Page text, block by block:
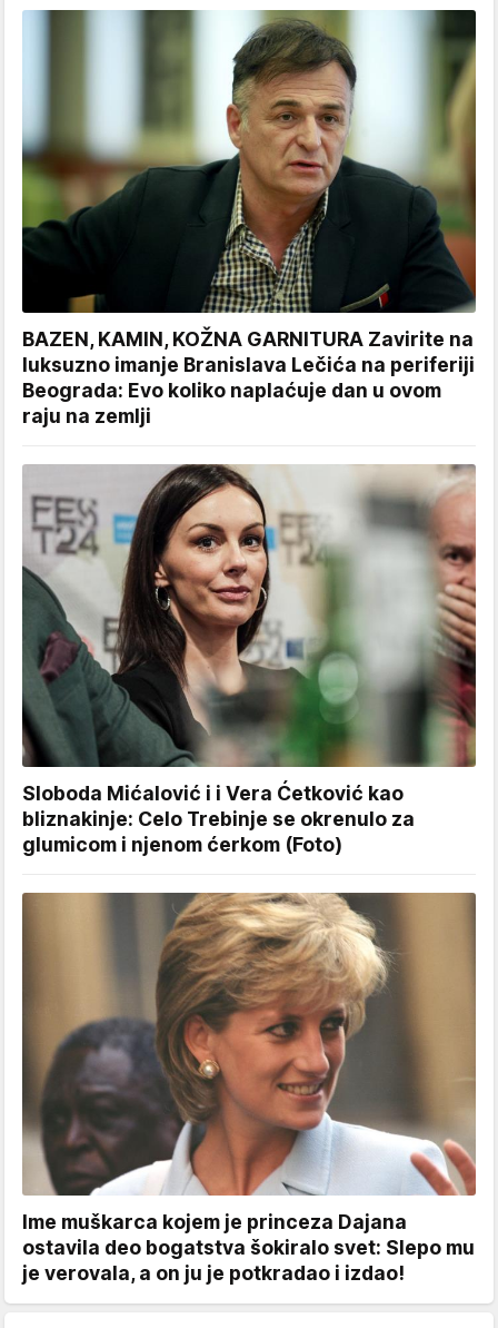
BAZEN, KAMIN, KOŽNA GARNITURA Zavirite na
luksuzno imanje Branislava Lečića na periferiji
Beograda: Evo koliko naplaćuje dan u ovom
raju na zemlji
Sloboda Mićalović i i Vera Ćetković kao
bliznakinje: Celo Trebinje se okrenulo za
glumicom i njenom ćerkom (Foto)
Ime muškarca kojem je princeza Dajana
ostavila deo bogatstva šokiralo svet: Slepo mu
je verovala, a on ju je potkradao i izdao!